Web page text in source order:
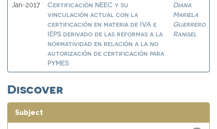
Jan-2017
Certificación NEEC y su
vinculación actual con la
certificación en materia de IVA e
IEPS derivado de las reformas a la
normatividad en relación a la no
autorización de certificación para
PYMES
Diana
Mariela
Guerrero
Rangel
Discover
Subject